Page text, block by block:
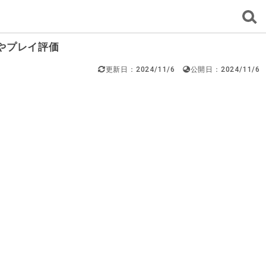
プレイ評価
更新日：2024/11/6 公開日：2024/11/6